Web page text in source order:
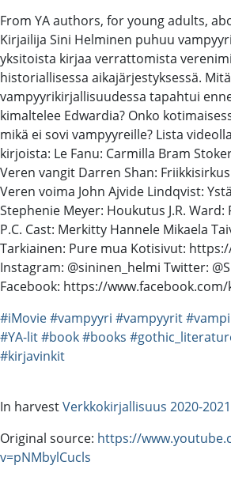
From YA authors, for young adults,
Kirjailija Sini Helminen puhuu
yksitoista kirjaa verrattomista
historiallisessa aikajärjestyksessä. Mitä
vampyyrikirjallisuudessa tapahtui
kimaltelee Edwardia? Onko
mikä ei sovi vampyyreille? Lista
kirjoista: Le Fanu: Carmilla Bram
Veren vangit Darren Shan:
Veren voima John Ajvide Lindqvist:
Stephenie Meyer: Houkutus J.R.
P.C. Cast: Merkitty Hannele Mikaela
Tarkiainen: Pure mua Kotisivut:
Instagram: @sininen_helmi Twitter:
Facebook: https://www.facebook.com/
#iMovie#vampyyri #vampyyrit
#YA-lit#book#books
#kirjavinkit
In harvestVerkkokirjallisuus 2020-2021
Original source: https://
v=pNMbylCucls